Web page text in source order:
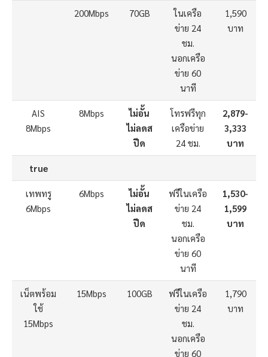
200Mbps 70GB
ในเครือ
ข่าย 24
ชม.
นอกเครือ
ข่าย 60
นาที
1,590
บาท
AIS
8Mbps
8Mbps
ไม่อั้น
ไม่ลดส
ปีด
โทรฟรีทุก
เครือข่าย
24 ชม.
2,879-
3,333
บาท
true
เทพ​​ทรู
6Mbps
6Mbps
ไม่อั้น
ไม่ลดส
ปีด
ฟรีในเครือ
ข่าย 24
ชม.
นอกเครือ
ข่าย 60
นาที
1,530-
1,599
บาท
เน็ตพร้อม
ใช้
15Mbps
15Mbps 100GB
ฟรีในเครือ
ข่าย 24
ชม.
นอกเครือ
ข่าย 60
1,790
บาท